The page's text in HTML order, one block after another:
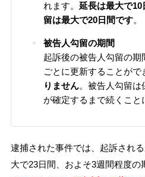
れます。 延長は最大で
留は最大で20日間です。
被告人勾留の期間
起訴後の被告人勾留の期
ごとに更新することがで
りません。被告人勾留は
が確定するまで続くこと
逮捕された事件では、起訴され
大で23日間、およそ3週間程度の